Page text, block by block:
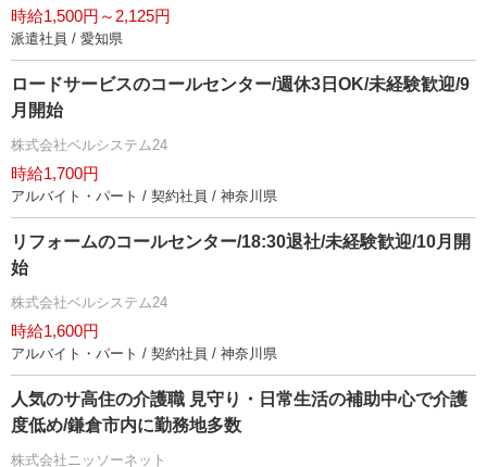
時給1,500円～2,125円
派遣社員 / 愛知県
ロードサービスのコールセンター/週休3日OK/未経験歓迎/9
月開始
株式会社ベルシステム24
時給1,700円
アルバイト・パート / 契約社員 / 神奈川県
リフォームのコールセンター/18:30退社/未経験歓迎/10月開
始
株式会社ベルシステム24
時給1,600円
アルバイト・パート / 契約社員 / 神奈川県
人気のサ高住の介護職 見守り・日常生活の補助中心で介護
度低め/鎌倉市内に勤務地多数
株式会社ニッソーネット